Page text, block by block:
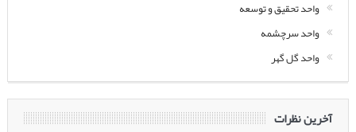
واحد تحقیق و توسعه
واحد سرچشمه
واحد گل گهر
آخرین نظرات